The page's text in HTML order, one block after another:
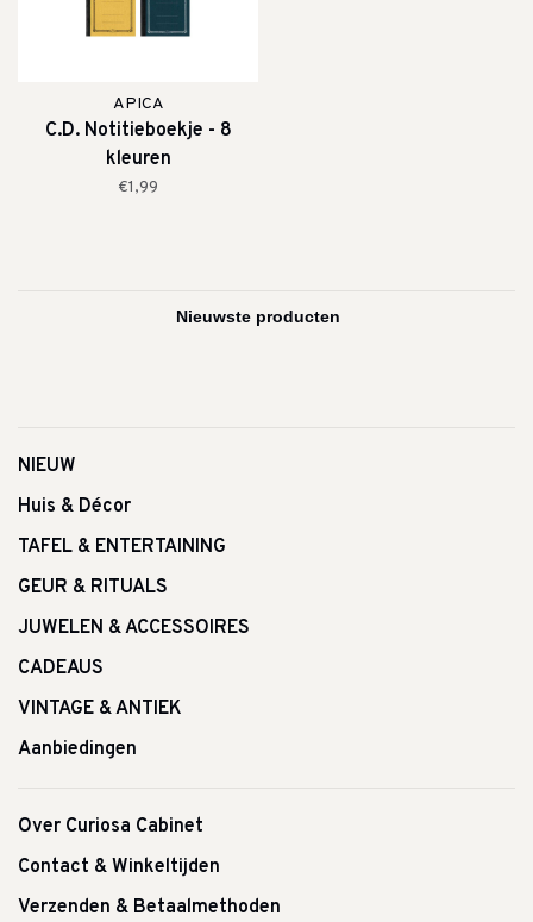
APICA
C.D. Notitieboekje - 8
kleuren
€1,99
NIEUW
Huis & Décor
TAFEL & ENTERTAINING
GEUR & RITUALS
JUWELEN & ACCESSOIRES
CADEAUS
VINTAGE & ANTIEK
Aanbiedingen
Over Curiosa Cabinet
Contact & Winkeltijden
Verzenden & Betaalmethoden